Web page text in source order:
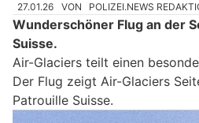
27.01.26 VON POLIZEI.NEWS
Wunderschöner Flug an der
Suisse.
Air-Glaciers teilt einen
Der Flug zeigt Air-Glaciers
Patrouille Suisse.